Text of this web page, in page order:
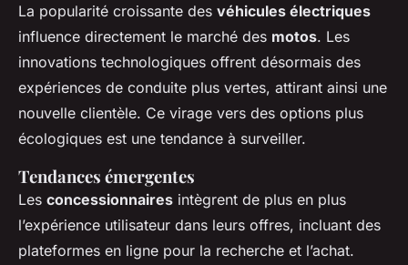
La popularité croissante des véhicules électriques
influence directement le marché des motos. Les
innovations technologiques offrent désormais des
expériences de conduite plus vertes, attirant ainsi une
nouvelle clientèle. Ce virage vers des options plus
écologiques est une tendance à surveiller.
Tendances émergentes
Les concessionnaires intègrent de plus en plus
l’expérience utilisateur dans leurs offres, incluant des
plateformes en ligne pour la recherche et l’achat.